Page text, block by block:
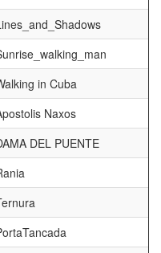
in Cuba
Naxos
DEL PUENTE